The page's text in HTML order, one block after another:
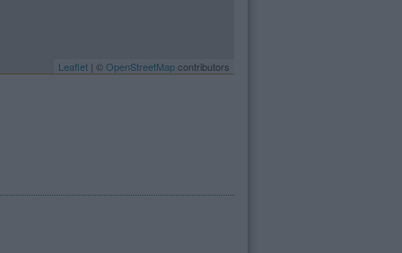
Leaflet | © OpenStreetMapcontributors